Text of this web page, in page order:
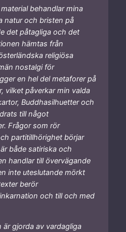
behandlar mina
natur och bristen på
det påtagliga och det
hämtas från
religiösa
nostalgi för
en hel del metaforer på
vilket påverkar min valda
Buddhasilhuetter och
till något
Frågor som rör
partitillhörighet börjar
både satiriska och
handlar till övervägande
inte uteslutande mörkt
berör
och till och med
är gjorda av vardagliga